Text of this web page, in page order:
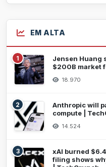
EM ALTA
1
Jensen Huang
$200B market
18.970
2
Anthropic will
compute |
14.524
3
xAI burned
filing shows